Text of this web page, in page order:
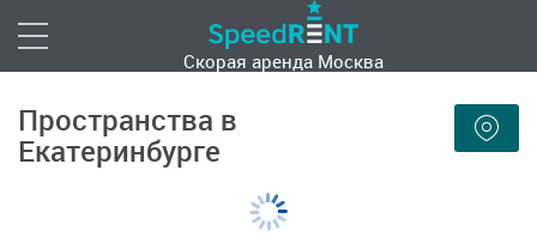
Скорая аренда Москва
Пространства в
Екатеринбурге